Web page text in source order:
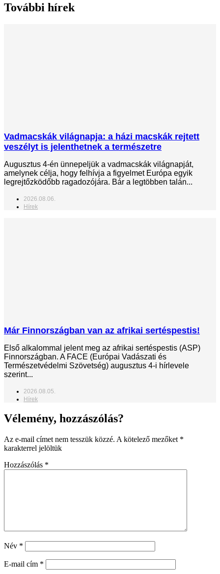
További hírek
Vadmacskák világnapja: a házi macskák rejtett
veszélyt is jelenthetnek a természetre
Augusztus 4-én ünnepeljük a vadmacskák világnapját,
amelynek célja, hogy felhívja a figyelmet Európa egyik
legrejtőzködőbb ragadozójára. Bár a legtöbben talán...
2026.08.06.
Hírek
Már Finnországban van az afrikai sertéspestis!
Első alkalommal jelent meg az afrikai sertéspestis (ASP)
Finnországban. A FACE (Európai Vadászati és
Természetvédelmi Szövetség) augusztus 4-i hírlevele
szerint...
2026.08.05.
Hírek
Vélemény, hozzászólás?
Az e-mail címet nem tesszük közzé. A kötelező mezőket *
karakterrel jelöltük
Hozzászólás *
Név *
E-mail cím *